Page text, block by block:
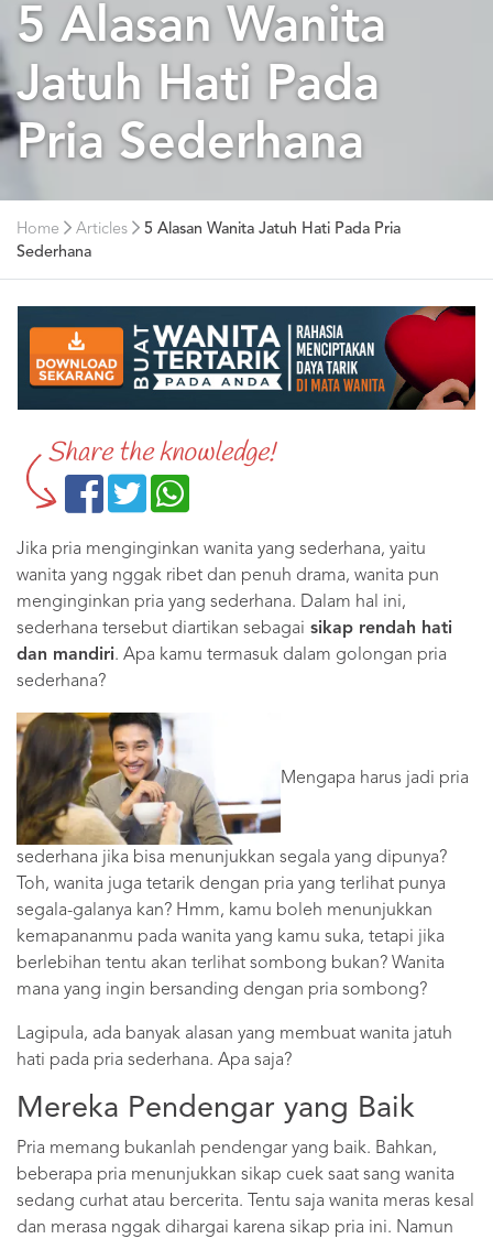
5 Alasan Wanita
Jatuh Hati Pada
Pria Sederhana
Home Articles
5 Alasan Wanita Jatuh Hati Pada Pria
Sederhana
Share the knowledge!
Jika pria menginginkan wanita yang sederhana, yaitu
wanita yang nggak ribet dan penuh drama, wanita pun
menginginkan pria yang sederhana. Dalam hal ini,
sederhana tersebut diartikan sebagai sikap rendah hati
dan mandiri. Apa kamu termasuk dalam golongan pria
sederhana?
Mengapa harus jadi pria
sederhana jika bisa menunjukkan segala yang dipunya?
Toh, wanita juga tetarik dengan pria yang terlihat punya
segala-galanya kan? Hmm, kamu boleh menunjukkan
kemapananmu pada wanita yang kamu suka, tetapi jika
berlebihan tentu akan terlihat sombong bukan? Wanita
mana yang ingin bersanding dengan pria sombong?
Lagipula, ada banyak alasan yang membuat wanita jatuh
hati pada pria sederhana. Apa saja?
Mereka Pendengar yang Baik
Pria memang bukanlah pendengar yang baik. Bahkan,
beberapa pria menunjukkan sikap cuek saat sang wanita
sedang curhat atau bercerita. Tentu saja wanita meras kesal
dan merasa nggak dihargai karena sikap pria ini. Namun